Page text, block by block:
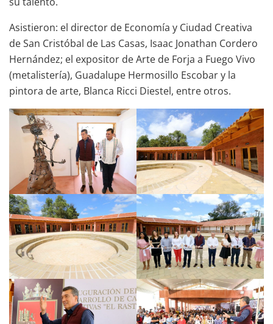
Asistieron: el director de Economía y Ciudad Creativa
de San Cristóbal de Las Casas, Isaac Jonathan Cordero
Hernández; el expositor de Arte de Forja a Fuego Vivo
(metalistería), Guadalupe Hermosillo Escobar y la
pintora de arte, Blanca Ricci Diestel, entre otros.